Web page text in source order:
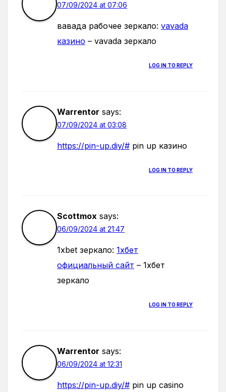
07/09/2024 at 07:06
вавада рабочее зеркало: vavada
казино – vavada зеркало
LOG IN TO REPLY
Warrentor says:
07/09/2024 at 03:08
https://pin-up.diy/# pin up казино
LOG IN TO REPLY
Scottmox says:
06/09/2024 at 21:47
1xbet зеркало: 1хбет
официальный сайт – 1хбет
зеркало
LOG IN TO REPLY
Warrentor says:
06/09/2024 at 12:31
https://pin-up.diy/# pin up casino